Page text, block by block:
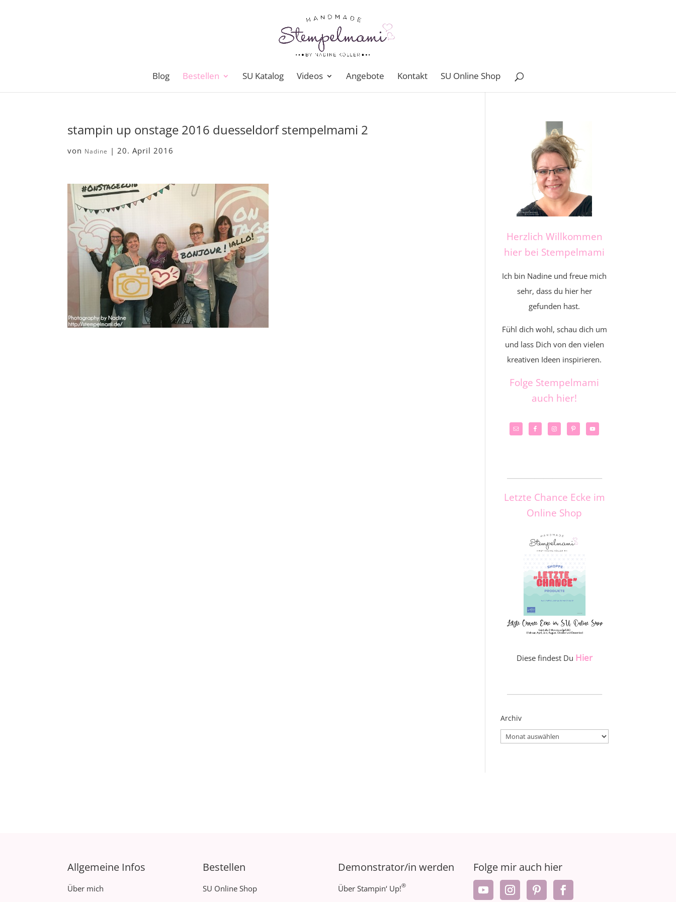
Blog Bestellen SU Katalog Videos Angebote Kontakt SU Online Shop
stampin up onstage 2016 duesseldorf stempelmami 2
von Nadine |20. April 2016
Herzlich Willkommen
hier bei Stempelmami
Ich bin Nadine und freue mich
sehr, dass du hier her
gefunden hast.
Fühl dich wohl, schau dich um
und lass Dich von den vielen
kreativen Ideen inspirieren.
Folge Stempelmami
auch hier!
Letzte Chance Ecke im
Online Shop
Diese findest Du Hier
Archiv
Archiv
Allgemeine Infos
Über mich
Bestellen
SU Online Shop
Demonstrator/in werden
Über Stampin‘ Up!®
Folge mir auch hier